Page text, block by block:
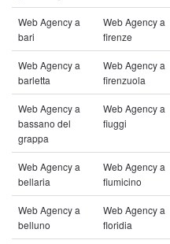
Web Agency a
bari
Web Agency a
firenze
Web Agency a
barletta
Web Agency a
firenzuola
Web Agency a
bassano del
grappa
Web Agency a
fiuggi
Web Agency a
bellaria
Web Agency a
fiumicino
Web Agency a
belluno
Web Agency a
floridia